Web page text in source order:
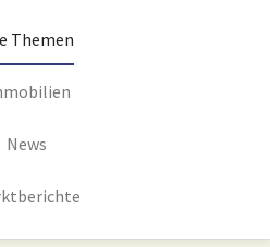
Themen
News